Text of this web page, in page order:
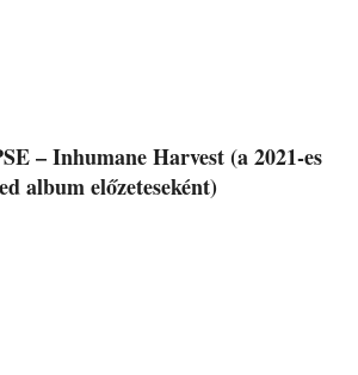
– Inhumane Harvest (a 2021-es
album előzeteseként)